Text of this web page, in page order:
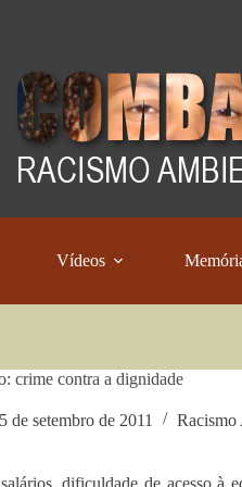
Vídeos
crime contra a dignidade
de setembro de 2011 Racismo
dificuldade de acesso à